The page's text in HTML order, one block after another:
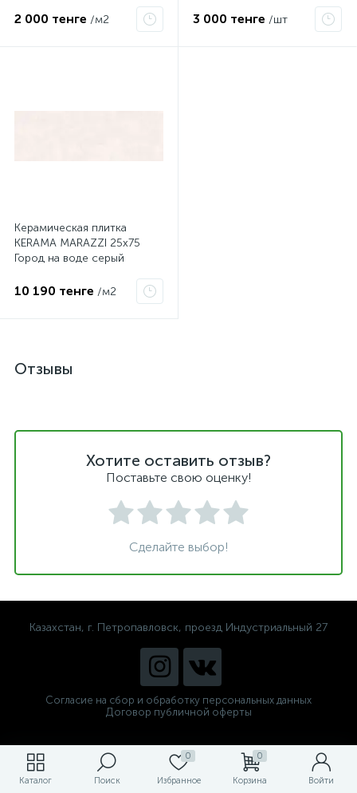
Каталог Поиск
0
Избранное
0
Корзина Войти
2 000 тенге /м2 3 000 тенге /шт
Керамическая плитка
KERAMA MARAZZI 25х75
Город на воде серый
10 190 тенге /м2
Отзывы
Хотите оставить отзыв?
Поставьте свою оценку!
Сделайте выбор!
Казахстан, г. Петропавловск, проезд Индустриальный 27
Согласие на сбор и обработку персональных данных
Договор публичной оферты